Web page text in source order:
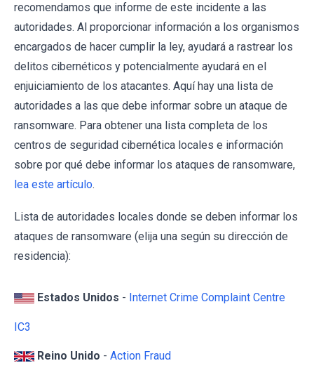
recomendamos que informe de este incidente a las
autoridades. Al proporcionar información a los organismos
encargados de hacer cumplir la ley, ayudará a rastrear los
delitos cibernéticos y potencialmente ayudará en el
enjuiciamiento de los atacantes. Aquí hay una lista de
autoridades a las que debe informar sobre un ataque de
ransomware. Para obtener una lista completa de los
centros de seguridad cibernética locales e información
sobre por qué debe informar los ataques de ransomware,
lea este artículo.
Lista de autoridades locales donde se deben informar los
ataques de ransomware (elija una según su dirección de
residencia):
Estados Unidos - Internet Crime Complaint Centre
IC3
Reino Unido - Action Fraud